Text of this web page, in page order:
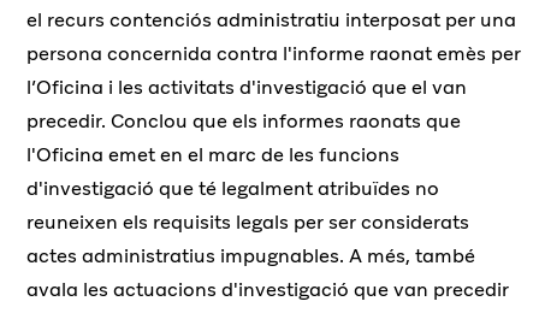
el recurs contenciós administratiu interposat per una
persona concernida contra l'informe raonat emès per
l’Oficina i les activitats d'investigació que el van
precedir. Conclou que els informes raonats que
l'Oficina emet en el marc de les funcions
d'investigació que té legalment atribuïdes no
reuneixen els requisits legals per ser considerats
actes administratius impugnables. A més, també
avala les actuacions d'investigació que van precedir